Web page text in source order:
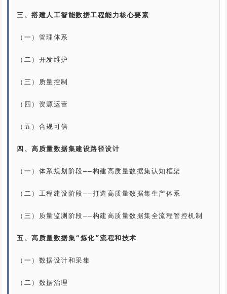
三、搭建人工智能数据工程能力核心要素
（一）管理体系
（二）开发维护
（三）质量控制
（四）资源运营
（五）合规可信
四、高质量数据集建设路径设计
（一）体系规划阶段——构建高质量数据集认知框架
（二）工程建设阶段——打造高质量数据集生产体系
（三）质量监测阶段——构建高质量数据集全流程管控机制
五、高质量数据集“炼化”流程和技术
（一）数据设计和采集
（二）数据治理